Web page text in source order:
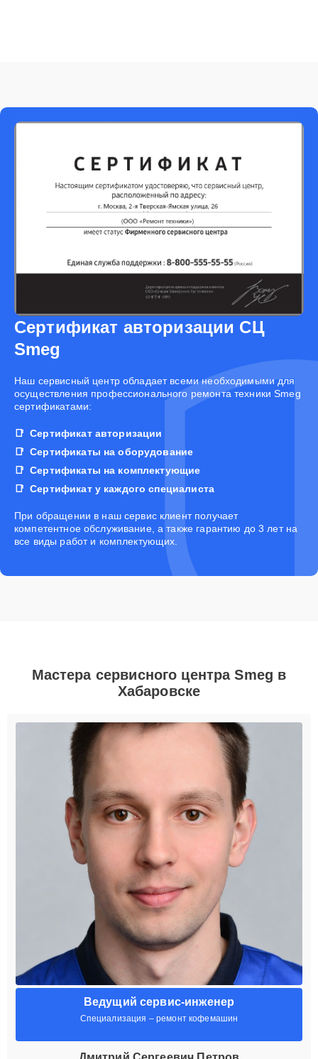
Сертификат авторизации СЦ
Smeg
Наш сервисный центр обладает всеми необходимыми для
осуществления профессионального ремонта техники Smeg
сертификатами:
Сертификат авторизации
Сертификаты на оборудование
Сертификаты на комплектующие
Сертификат у каждого специалиста
При обращении в наш сервис клиент получает
компетентное обслуживание, а также гарантию до 3 лет на
все виды работ и комплектующих.
Мастера сервисного центра Smeg в
Хабаровске
Ведущий сервис-инженер
Специализация – ремонт кофемашин